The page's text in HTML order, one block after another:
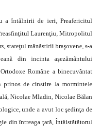
a întâlnirii de ieri, Preafericitul
Laurenţiu, Mitropolitul
stareţul mănăstirii braşovene, s-a
din incinta aşezământului
Române a binecuvântat
prinos de cinstire la mormintele
Nicolae Mladin, Nicolae Bălan
unde a avut loc şedinţa de
din întreaga ţară, Întâistătătorul